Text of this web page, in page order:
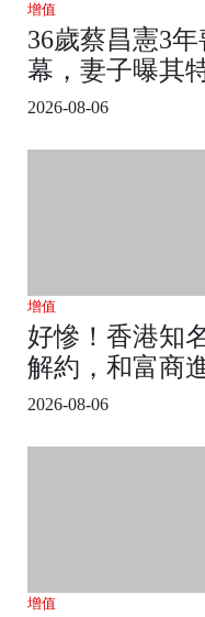
增值
36歲蔡昌憲3
幕，妻子曝其
2026-08-06
增值
好慘！香港知
解約，和富商
2026-08-06
增值